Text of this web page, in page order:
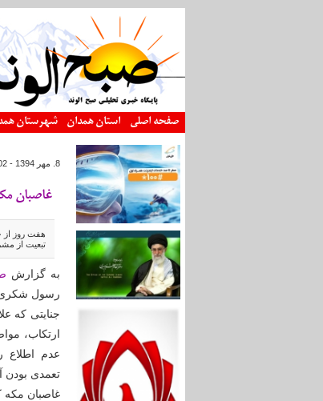
صفحه اصلی استان همدان شهرستان
8. مهر 1394 - 16:02
غاصبان
هفت روز از
تبعیت از مشرکین
به گزارش
رسول شکری
جنایتی که
ارتکاب،
عدم اطلاع
تعمدی بودن
غاصبان مکه